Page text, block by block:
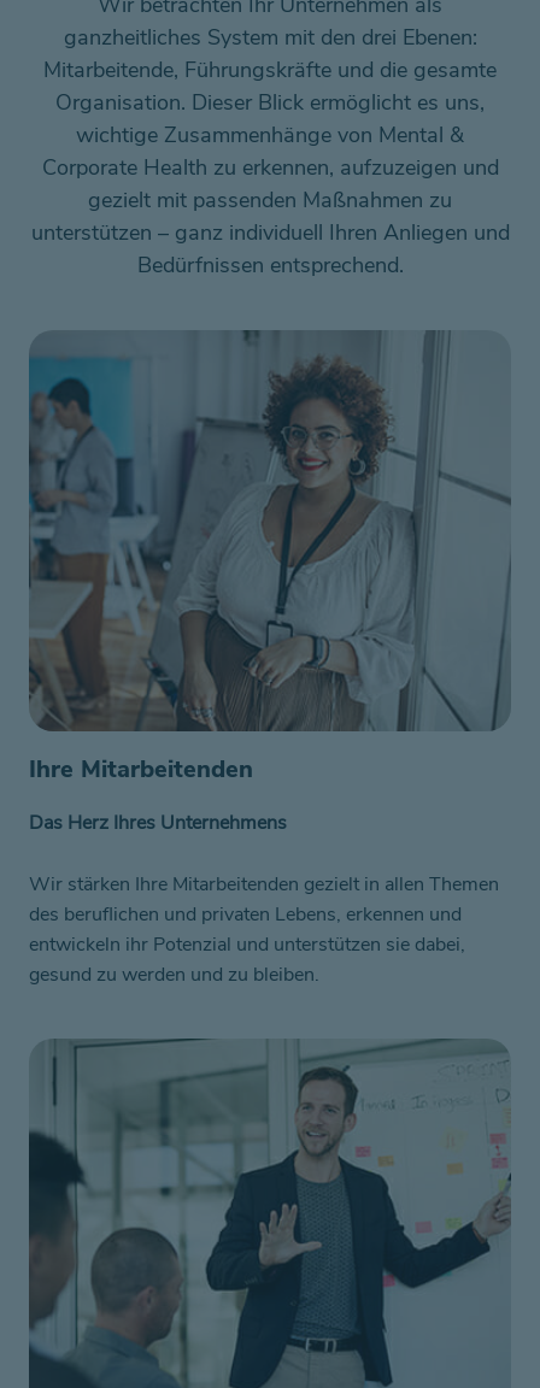
ganzheitliches System mit den drei Ebenen:
Mitarbeitende, Führungskräfte und die gesamte
Organisation. Dieser Blick ermöglicht es uns,
wichtige Zusammenhänge von Mental &
Corporate Health zu erkennen, aufzuzeigen und
gezielt mit passenden Maßnahmen zu
unterstützen – ganz individuell Ihren Anliegen und
Bedürfnissen entsprechend.
Ihre Mitarbeitenden
Das Herz Ihres Unternehmens
Wir stärken Ihre Mitarbeitenden gezielt in allen Themen
des beruflichen und privaten Lebens, erkennen und
entwickeln ihr Potenzial und unterstützen sie dabei,
gesund zu werden und zu bleiben.